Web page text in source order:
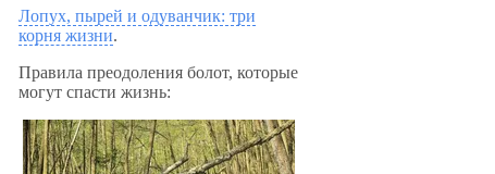
Лопух, пырей и одуванчик: три
корня жизни.
Правила преодоления болот, которые
могут спасти жизнь: